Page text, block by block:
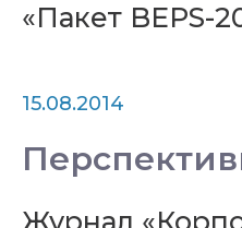
«Пакет BEPS-
15.08.2014